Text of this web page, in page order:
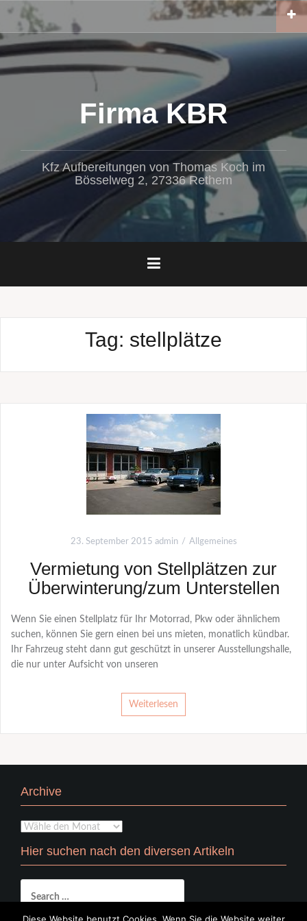
Inhalt
springen
Firma KBR
Kfz Aufbereitungen von Thomas Koch im
Bösselweg 2, 27336 Rethem
Tag: stellplätze
23. September 2015 admin Allgemeines
Vermietung von Stellplätzen zur
Überwinterung/zum Unterstellen
Wenn Sie einen Stellplatz für Ihr Motorrad, Pkw oder ähnlichem
suchen, können Sie gern einen bei uns mieten, monatlich kündbar.
Ihr Fahrzeug steht dann gut geschützt in unserer Ausstellungshalle,
die nur unter Aufsicht von unseren
Weiterlesen
Archive
Archive
Hier suchen nach den diversen Artikeln
for: